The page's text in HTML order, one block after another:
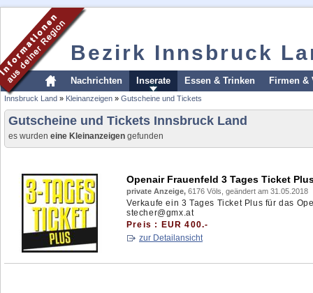
Bezirk Innsbruck
Nachrichten Inserate Essen & Trinken Firmen &
Innsbruck Land » Kleinanzeigen » Gutscheine und Tickets
Gutscheine und Tickets Innsbruck Land
es wurden eine Kleinanzeigen gefunden
Openair Frauenfeld 3 Tages Ticket
private Anzeige, 6176 Völs, geändert am 31.05.2018
Verkaufe ein 3 Tages Ticket Plus für das
stecher@gmx.at
Preis : EUR 400.-
zur Detailansicht